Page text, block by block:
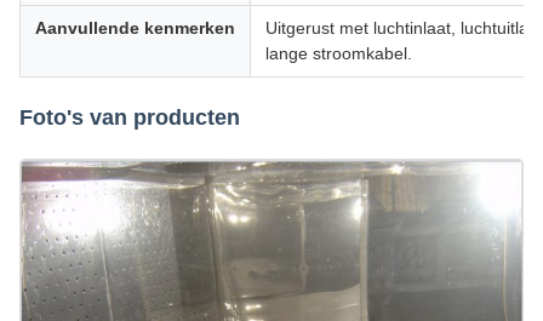
Aanvullende kenmerken
Uitgerust met luchtinlaat,
lange stroomkabel.
Foto's van producten